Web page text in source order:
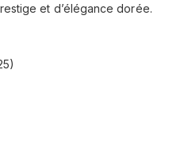
et d’élégance dorée.